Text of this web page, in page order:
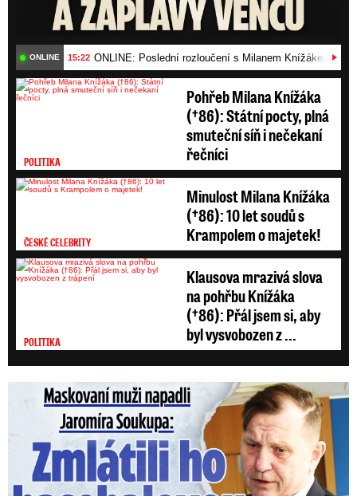
ONLINE 15:22 ONLINE: Poslední rozloučení s Milanem Knížákem
POLITIKA
Pohřeb Milana Knížáka
(†86): Státní pocty, plná
smuteční síň i nečekaní
řečníci
ČESKÉ CELEBRITY
Minulost Milana Knížáka
(†86): 10 let soudů s
Krampolem o majetek!
POLITIKA
Klausova mrazivá slova
na pohřbu Knížáka
(†86): Přál jsem si, aby
byl vysvobozen z ...
Maskovaní muži napadli Jaromíra Soukupa: Krvavá nakládačka